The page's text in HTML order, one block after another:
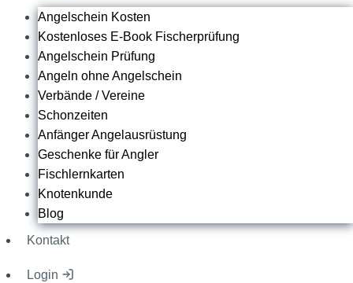
Angelschein Kosten
Kostenloses E-Book Fischerprüfung
Angelschein Prüfung
Angeln ohne Angelschein
Verbände / Vereine
Schonzeiten
Anfänger Angelausrüstung
Geschenke für Angler
Fischlernkarten
Knotenkunde
Blog
Kontakt
Login